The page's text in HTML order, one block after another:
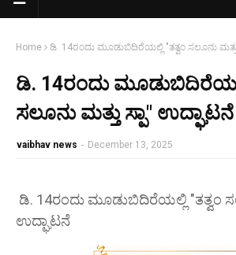
Home ಡಿ. 14ರಂದು ಮೂಡುಬಿದಿರೆಯಲ್ಲಿ "ತತ್ವಂ ಸಲೂನು
ಡಿ. 14ರಂದು
ಸಲೂನು ಮತ್ತು ಸ್ಪಾ" ಉದ್ಘಾಟನೆ
vaibhav news - December 13, 2025
ಡಿ. 14ರಂದು ಮೂಡುಬಿದಿರೆಯಲ್ಲಿ "ತತ್ವಂ
ಉದ್ಘಾಟನೆ